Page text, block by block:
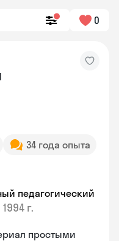
0
34 года опыта
педагогический
1994 г.
простыми